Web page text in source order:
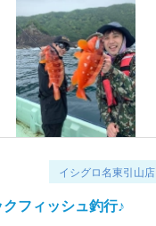
イシグロ名東引山店
フィッシュ釣行♪